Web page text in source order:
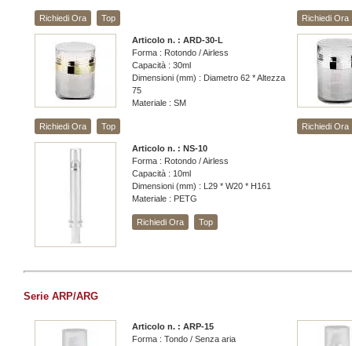
Richiedi Ora Top Richiedi Ora
Articolo n. : ARD-30-L
Forma : Rotondo / Airless
Capacità : 30ml
Dimensioni (mm) : Diametro 62 * Altezza
75
Materiale : SM
Richiedi Ora Top Richiedi Ora
Articolo n. : NS-10
Forma : Rotondo / Airless
Capacità : 10ml
Dimensioni (mm) : L29 * W20 * H161
Materiale : PETG
Richiedi Ora Top
Serie ARP/ARG
Articolo n. : ARP-15
Forma : Tondo / Senza aria